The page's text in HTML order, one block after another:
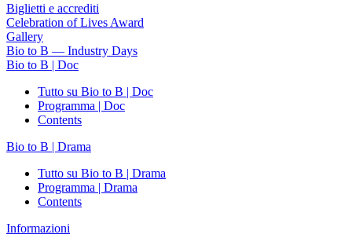
Biglietti e accrediti
Celebration of Lives Award
Gallery
Bio to B — Industry Days
Bio to B | Doc
Tutto su Bio to B | Doc
Programma | Doc
Contents
Bio to B | Drama
Tutto su Bio to B | Drama
Programma | Drama
Contents
Informazioni